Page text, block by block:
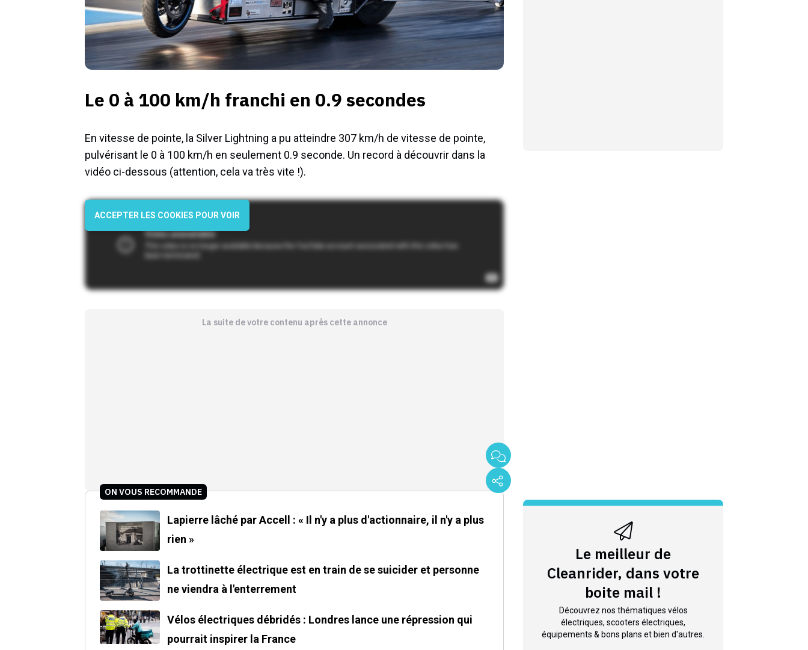
Le 0 à 100 km/h franchi en 0.9 secondes
En vitesse de pointe, la Silver Lightning a pu atteindre 307 km/h de vitesse de pointe,
pulvérisant le 0 à 100 km/h en seulement 0.9 seconde. Un record à découvrir dans la
vidéo ci-dessous (attention, cela va très vite !).
ACCEPTER LES COOKIES POUR VOIR
La suite de votre contenu après cette annonce
ON VOUS RECOMMANDE
Lapierre lâché par Accell : « Il n'y a plus d'actionnaire, il n'y a plus
rien »
La trottinette électrique est en train de se suicider et personne
ne viendra à l'enterrement
Vélos électriques débridés : Londres lance une répression qui
pourrait inspirer la France
Le meilleur de
Cleanrider, dans votre
boite mail !
Découvrez nos thématiques vélos
électriques, scooters électriques,
équipements & bons plans et bien d'autres.